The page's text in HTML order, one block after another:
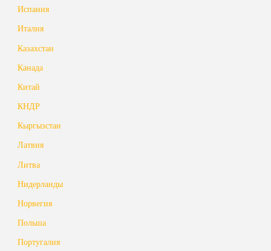
Испания
Италия
Казахстан
Канада
Китай
КНДР
Кыргызстан
Латвия
Литва
Нидерланды
Норвегия
Польша
Португалия